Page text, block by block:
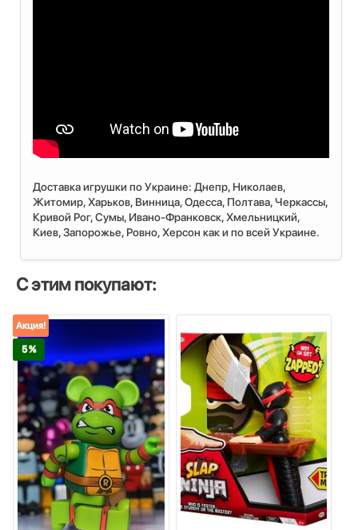
Доставка игрушки по Украине: Днепр, Николаев,
Житомир, Харьков, Винница, Одесса, Полтава, Черкассы,
Кривой Рог, Сумы, Ивано-Франковск, Хмельницкий,
Киев, Запорожье, Ровно, Херсон как и по всей Украине.
С этим покупают:
Акция!
5 %